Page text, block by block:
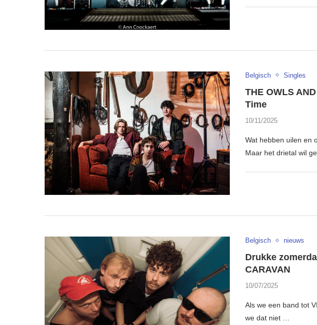
Belgisch Singles
THE OWLS
Time
10/11/2025
Wat hebben uilen en
Maar het drietal wil
Belgisch nieuws
Drukke
CARAVAN
10/07/2025
Als we een band tot
we dat niet …